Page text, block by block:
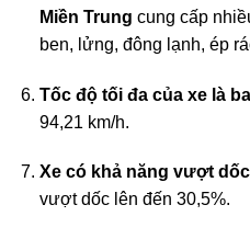
Miền Trung cung cấp
ben, lửng, đông lạnh, ép
Tốc độ tối đa của xe là
94,21 km/h.
Xe có khả năng vượt
vượt dốc lên đến 30,5%.